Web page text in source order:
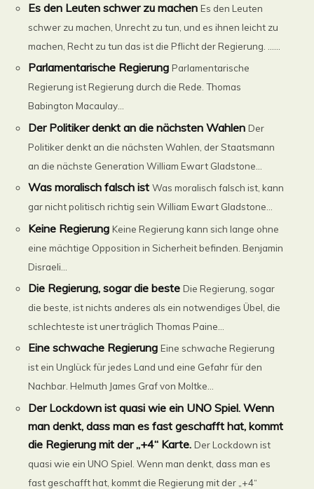
Es den Leuten schwer zu machen Es den Leuten
schwer zu machen, Unrecht zu tun, und es ihnen leicht zu
machen, Recht zu tun das ist die Pflicht der Regierung. ......
Parlamentarische Regierung Parlamentarische
Regierung ist Regierung durch die Rede. Thomas
Babington Macaulay...
Der Politiker denkt an die nächsten Wahlen Der
Politiker denkt an die nächsten Wahlen, der Staatsmann
an die nächste Generation William Ewart Gladstone...
Was moralisch falsch ist Was moralisch falsch ist, kann
gar nicht politisch richtig sein William Ewart Gladstone...
Keine Regierung Keine Regierung kann sich lange ohne
eine mächtige Opposition in Sicherheit befinden. Benjamin
Disraeli...
Die Regierung, sogar die beste Die Regierung, sogar
die beste, ist nichts anderes als ein notwendiges Übel, die
schlechteste ist unerträglich Thomas Paine...
Eine schwache Regierung Eine schwache Regierung
ist ein Unglück für jedes Land und eine Gefahr für den
Nachbar. Helmuth James Graf von Moltke...
Der Lockdown ist quasi wie ein UNO Spiel. Wenn
man denkt, dass man es fast geschafft hat, kommt
die Regierung mit der „+4“ Karte. Der Lockdown ist
quasi wie ein UNO Spiel. Wenn man denkt, dass man es
fast geschafft hat, kommt die Regierung mit der „+4“